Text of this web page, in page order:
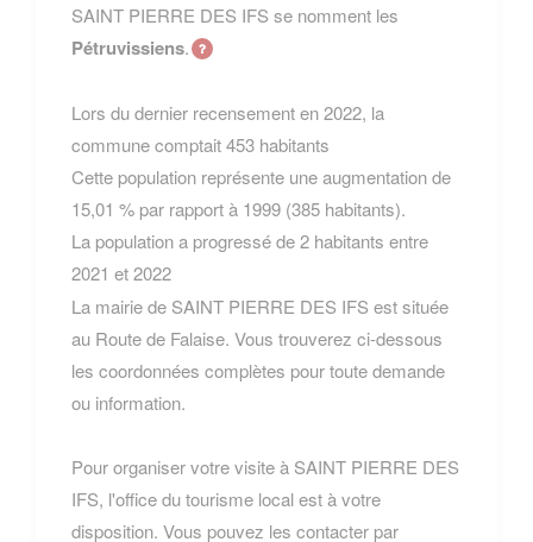
SAINT PIERRE DES IFS se nomment les
Pétruvissiens.
Lors du dernier recensement en 2022, la
commune comptait 453 habitants
Cette population représente une augmentation de
15,01 % par rapport à 1999 (385 habitants).
La population a progressé de 2 habitants entre
2021 et 2022
La mairie de SAINT PIERRE DES IFS est située
au Route de Falaise. Vous trouverez ci-dessous
les coordonnées complètes pour toute demande
ou information.
Pour organiser votre visite à SAINT PIERRE DES
IFS, l'office du tourisme local est à votre
disposition. Vous pouvez les contacter par